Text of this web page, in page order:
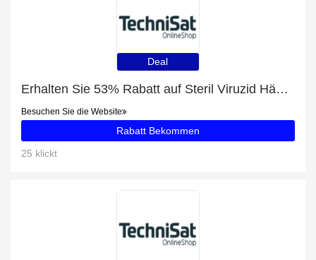
Deal
Erhalten Sie 53% Rabatt auf Steril Viruzid Hände-Desinfektionsmittel Spray
Besuchen Sie die Website
Rabatt Bekommen
25 klickt